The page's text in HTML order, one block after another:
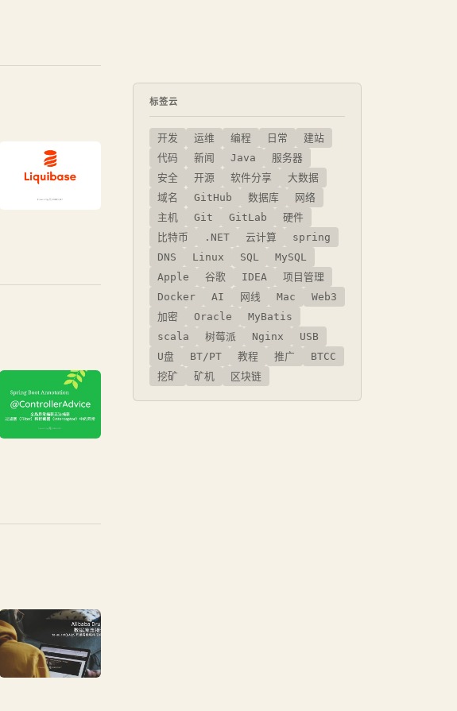
标签云
开发 运维 编程 日常
建站
代码
新闻 Java
服务器
安全
开源 软件分享
大数据
域名
GitHub 数据库
网络
主机
Git GitLab
硬件
比特币
.NET 云计算
spring
DNS
Linux SQL
MySQL
Apple
谷歌 IDEA
项目管理
Docker
AI 网线 Mac
Web3
加密
Oracle
MyBatis
scala
树莓派 Nginx
USB
U盘
BT/PT 教程 推广
BTCC
挖矿
矿机 区块链